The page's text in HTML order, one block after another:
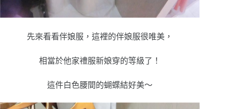
先來看看伴娘服，這裡的伴娘服很唯美，
相當於他家禮服新娘穿的等級了！
這件白色腰間的蝴蝶結好美～